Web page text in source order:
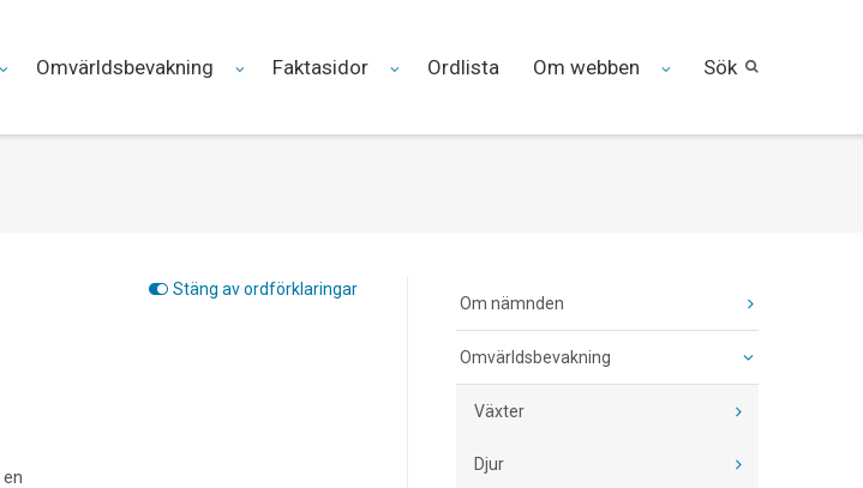
Omvärldsbevakning Faktasidor Ordlista Om webben Sök
Stäng av ordförklaringar
Om nämnden
Omvärldsbevakning
Växter
Djur